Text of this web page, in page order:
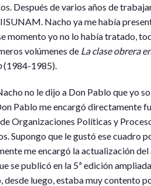
Después de varios años de
Nacho ya me había
momento yo no lo había tratado,
volúmenes de La clase obrera
(1984-1985).
no le dijo a Don Pablo que yo
Pablo me encargó directamente
Organizaciones Políticas y
Supongo que le gustó ese cuadro
me encargó la actualización
se publicó en la 5ª edición
desde luego, estaba muy contento